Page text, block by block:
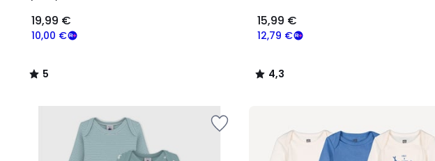
10,00 €
19,99 €
5
/
12,79 €
15,99 €
4,3
/